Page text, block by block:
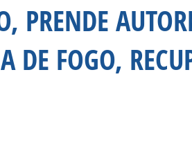
PRENDE
DE FOGO,